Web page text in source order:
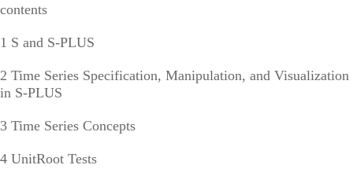
contents
1 S and S-PLUS
2 Time Series Specification, Manipulation, and Visualization
in S-PLUS
3 Time Series Concepts
4 UnitRoot Tests